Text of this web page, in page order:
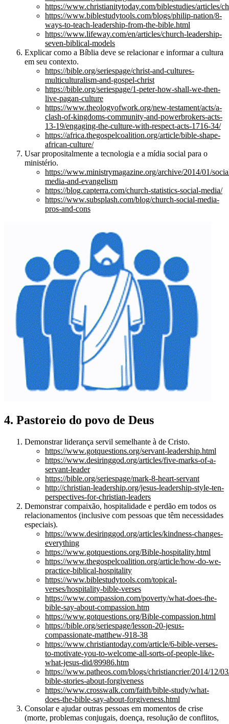
https://www.christianitytoday.com/biblestudies/articles/
https://www.biblestudytools.com/blogs/philip-nation/8-
ways-to-teach-leadership-from-the-bible.html
https://www.lifeway.com/en/articles/church-leadership-
seven-biblical-models
Explicar como a Bíblia deve se relacionar e informar a cultura
em seu contexto.
https://bible.org/seriespage/christ-and-cultures-
multiculturalism-and-gospel-christ
https://bible.org/seriespage/1-peter-how-shall-we-then-
live-pagan-culture
https://www.theologyofwork.org/new-testament/acts/a-
clash-of-kingdoms-community-and-powerbrokers-acts-
13-19/engaging-the-culture-with-respect-acts-1716-34/
https://africa.thegospelcoalition.org/article/bible-shape-
african-culture/
Usar propositalmente a tecnologia e a mídia social para o
ministério.
https://www.ministrymagazine.org/archive/2014/01/
media-and-evangelism
https://blog.capterra.com/church-statistics-social-media/
https://www.subsplash.com/blog/church-social-media-
pros-and-cons
4. Pastoreio do povo de Deus
Demonstrar liderança servil semelhante à de Cristo.
https://www.gotquestions.org/servant-leadership.html
https://www.desiringgod.org/articles/five-marks-of-a-
servant-leader
https://bible.org/seriespage/mark-8-heart-servant
http://christian-leadership.org/jesus-leadership-style-ten-
perspectives-for-christian-leaders
Demonstrar compaixão, hospitalidade e perdão em todos os
relacionamentos (inclusive com pessoas que têm necessidades
especiais).
https://www.desiringgod.org/articles/kindness-changes-
everything
https://www.gotquestions.org/Bible-hospitality.html
https://www.thegospelcoalition.org/article/how-do-we-
practice-biblical-hospitality
https://www.biblestudytools.com/topical-
verses/hospitality-bible-verses
https://www.compassion.com/poverty/what-does-the-
bible-say-about-compassion.htm
https://www.gotquestions.org/Bible-compassion.html
https://bible.org/seriespage/lesson-20-jesus-
compassionate-matthew-918-38
https://www.christiantoday.com/article/6-bible-verses-
to-motivate-you-to-welcome-all-sorts-of-people-like-
what-jesus-did/89986.htm
https://www.patheos.com/blogs/christiancrier/2014/12/
bible-stories-about-forgiveness
https://www.crosswalk.com/faith/bible-study/what-
does-the-bible-say-about-forgiveness.html
Consolar e ajudar outras pessoas em momentos de crise
(morte, problemas conjugais, doença, resolução de conflitos,